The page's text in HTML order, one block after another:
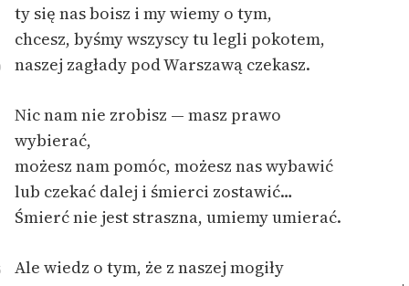
ty się nas boisz i my wiemy o tym,
chcesz, byśmy wszyscy tu legli pokotem,
naszej zagłady pod Warszawą czekasz.
Nic nam nie zrobisz — masz prawo
wybierać,
możesz nam pomóc, możesz nas wybawić
lub czekać dalej i śmierci zostawić…
Śmierć nie jest straszna, umiemy umierać.
Ale wiedz o tym, że z naszej mogiły